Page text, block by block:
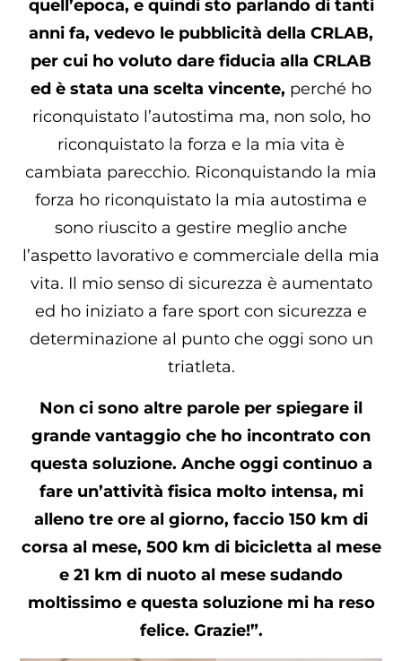
quell’epoca, e quindi sto parlando di tanti
anni fa, vedevo le pubblicità della CRLAB,
per cui ho voluto dare fiducia alla CRLAB
ed è stata una scelta vincente, perché ho
riconquistato l’autostima ma, non solo, ho
riconquistato la forza e la mia vita è
cambiata parecchio. Riconquistando la mia
forza ho riconquistato la mia autostima e
sono riuscito a gestire meglio anche
l’aspetto lavorativo e commerciale della mia
vita. Il mio senso di sicurezza è aumentato
ed ho iniziato a fare sport con sicurezza e
determinazione al punto che oggi sono un
triatleta.
Non ci sono altre parole per spiegare il
grande vantaggio che ho incontrato con
questa soluzione. Anche oggi continuo a
fare un’attività fisica molto intensa, mi
alleno tre ore al giorno, faccio 150 km di
corsa al mese, 500 km di bicicletta al mese
e 21 km di nuoto al mese sudando
moltissimo e questa soluzione mi ha reso
felice. Grazie!”.